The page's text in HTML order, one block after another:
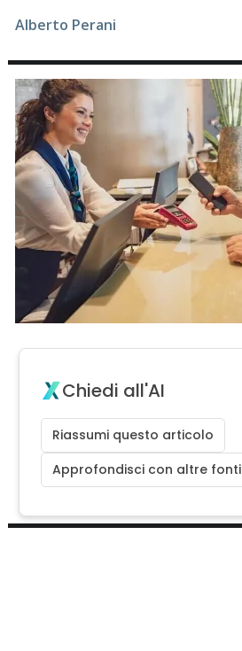
Alberto Perani
Chiedi all'AI
Riassumi questo articolo
Approfondisci con altre fonti